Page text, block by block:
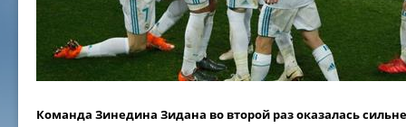
Команда Зинедина Зидана во второй раз оказалась